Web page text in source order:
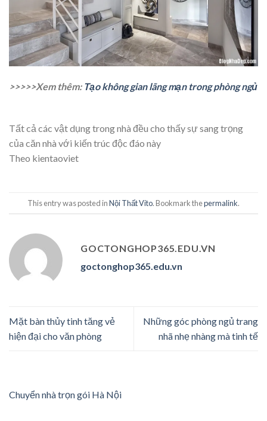
>>>>>Xem thêm: Tạo không gian lãng mạn trong phòng ngủ
Tất cả các vật dụng trong nhà đều cho thấy sự sang trọng
của căn nhà với kiến trúc độc đáo này
Theo kientaoviet
This entry was posted inNội Thất Vito. Bookmark thepermalink.
GOCTONGHOP365.EDU.VN
goctonghop365.edu.vn
Mặt bàn thủy tinh tăng vẻ
hiện đại cho văn phòng
Những góc phòng ngủ trang
nhã nhẹ nhàng mà tinh tế
Chuyển nhà trọn gói Hà Nội